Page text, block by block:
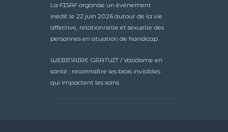
La FISAF organise un événement
inédit le 22 juin 2026 autour de la vie
affective, relationnelle et sexuelle des
personnes en situation de handicap.
WEBINAIRE GRATUIT / Validisme en
santé : reconnaître les biais invisibles
qui impactent les soins